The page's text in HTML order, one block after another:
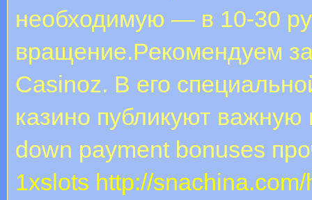
необходимую — в 10-30
вращение.Рекомендуем
Casinoz. В его
казино публикуют
down payment bonuses
1xslots http://